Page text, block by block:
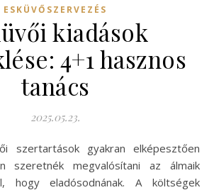
ESKÜVŐSZERVEZÉS
kiadások
4+1 hasznos
tanács
2025.05.23.
szeretnék megvalósítani az álmaik
hogy eladósodnának. A költségek